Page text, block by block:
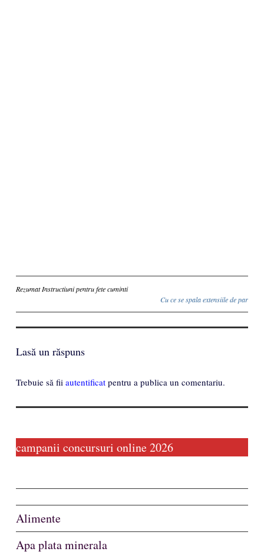
Inscriere
Rezumat Instructiuni pentru fete cuminti
Cu ce se spala extensiile de par
Lasă un răspuns
Trebuie să fii autentificat pentru a publica un comentariu.
campanii concursuri online 2026
Alimente
Apa plata minerala